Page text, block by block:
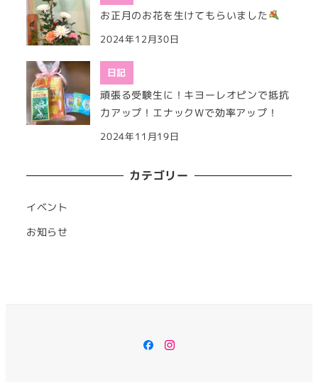
お正月のお花を生けてもらいました
2024年12月30日
日記
頑張る受験生に！キヨーレオピンで抵抗
力アップ！エナックWで効率アップ！
2024年11月19日
カテゴリー
イベント
お知らせ
Facebook
Instagram